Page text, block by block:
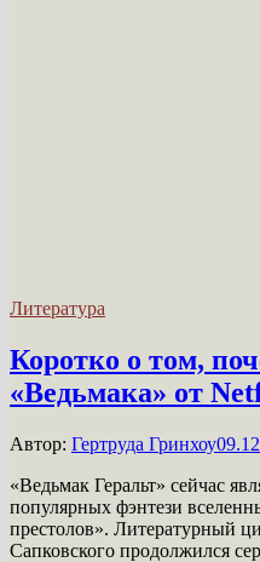
Литература
Коротко о том,
«Ведьмака» от
Автор: Гертруда Гринхоу
«Ведьмак Геральт» сейчас
популярных фэнтези
престолов». Литературный
Сапковского продолжился